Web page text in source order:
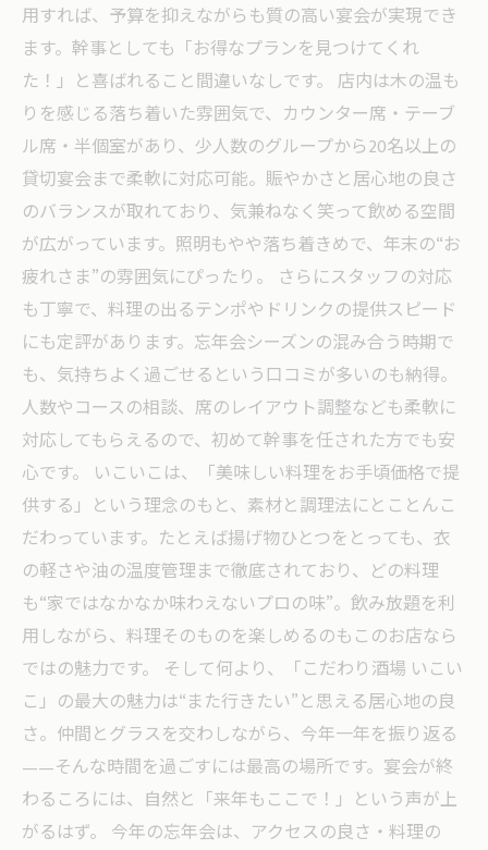
用すれば、予算を抑えながらも質の高い宴会が実現でき
ます。幹事としても「お得なプランを見つけてくれ
た！」と喜ばれること間違いなしです。 店内は木の温も
りを感じる落ち着いた雰囲気で、カウンター席・テーブ
ル席・半個室があり、少人数のグループから20名以上の
貸切宴会まで柔軟に対応可能。賑やかさと居心地の良さ
のバランスが取れており、気兼ねなく笑って飲める空間
が広がっています。照明もやや落ち着きめで、年末の“お
疲れさま”の雰囲気にぴったり。 さらにスタッフの対応
も丁寧で、料理の出るテンポやドリンクの提供スピード
にも定評があります。忘年会シーズンの混み合う時期で
も、気持ちよく過ごせるという口コミが多いのも納得。
人数やコースの相談、席のレイアウト調整なども柔軟に
対応してもらえるので、初めて幹事を任された方でも安
心です。 いこいこは、「美味しい料理をお手頃価格で提
供する」という理念のもと、素材と調理法にとことんこ
だわっています。たとえば揚げ物ひとつをとっても、衣
の軽さや油の温度管理まで徹底されており、どの料理
も“家ではなかなか味わえないプロの味”。飲み放題を利
用しながら、料理そのものを楽しめるのもこのお店なら
ではの魅力です。 そして何より、「こだわり酒場 いこい
こ」の最大の魅力は“また行きたい”と思える居心地の良
さ。仲間とグラスを交わしながら、今年一年を振り返る
——そんな時間を過ごすには最高の場所です。宴会が終
わるころには、自然と「来年もここで！」という声が上
がるはず。 今年の忘年会は、アクセスの良さ・料理の